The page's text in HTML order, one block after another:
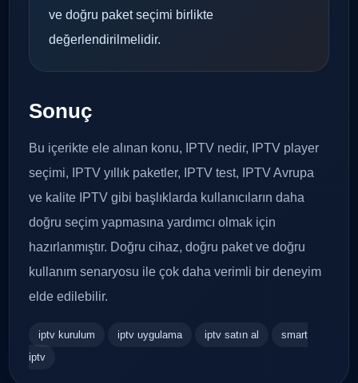
ve doğru paket seçimi birlikte
değerlendirilmelidir.
Sonuç
Bu içerikte ele alınan konu, IPTV nedir, IPTV player
seçimi, IPTV yıllık paketler, IPTV test, IPTV Avrupa
ve kalite IPTV gibi başlıklarda kullanıcıların daha
doğru seçim yapmasına yardımcı olmak için
hazırlanmıştır. Doğru cihaz, doğru paket ve doğru
kullanım senaryosu ile çok daha verimli bir deneyim
elde edilebilir.
iptv kurulum iptv uygulama iptv satın al
smart
iptv